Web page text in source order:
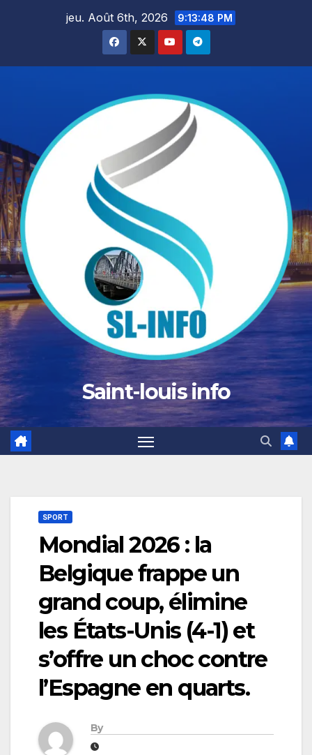
jeu. Août 6th, 2026 9:13:49 PM
Saint-louis info
SPORT
Mondial 2026 : la
Belgique frappe un
grand coup, élimine
les États-Unis (4-1) et
s’offre un choc contre
l’Espagne en quarts.
By